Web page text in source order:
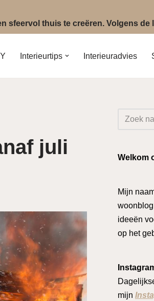
sfeervol thuis te creëren. Volgens de
Interieurtips Interieuradvies
juli
Welkom
Mijn
ideeën
op het
mijn